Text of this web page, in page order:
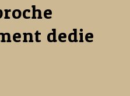
dedie